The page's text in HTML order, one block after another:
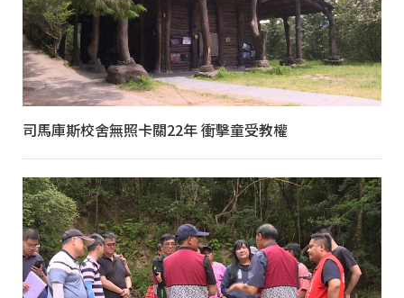
司馬庫斯校舍無照卡關22年 衝擊童受教權